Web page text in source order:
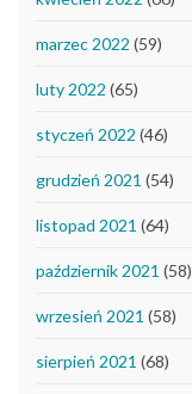
marzec 2022 (59)
luty 2022 (65)
styczeń 2022 (46)
grudzień 2021 (54)
listopad 2021 (64)
październik 2021 (58)
wrzesień 2021 (58)
sierpień 2021 (68)